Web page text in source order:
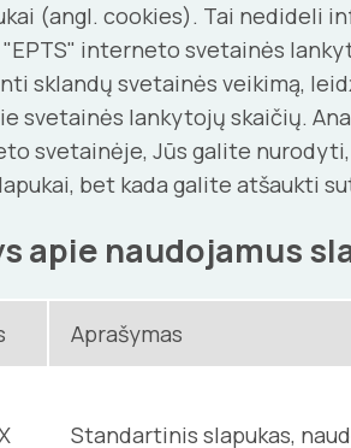
(angl. cookies). Tai nedideli
"EPTS" interneto svetainės
sklandų svetainės veikimą,
svetainės lankytojų skaičių.
svetainėje, Jūs galite
bet kada galite atšaukti
apie naudojamus
Aprašymas
Standartinis slapukas,